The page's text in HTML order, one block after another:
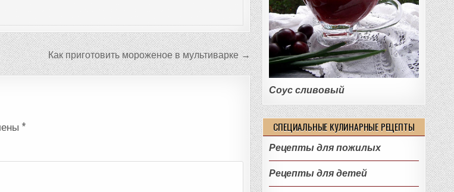
Как приготовить мороженое в мультиварке →
*
Соус сливовый
СПЕЦИАЛЬНЫЕ КУЛИНАРНЫЕ РЕЦЕПТЫ
Рецепты для пожилых
Рецепты для детей